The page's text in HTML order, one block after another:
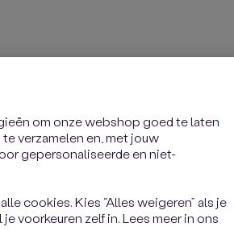
om onze webshop goed te laten
verzamelen en, met jouw
gepersonaliseerde en niet-
cookies. Kies “Alles weigeren” als je
voorkeuren zelf in. Lees meer in ons